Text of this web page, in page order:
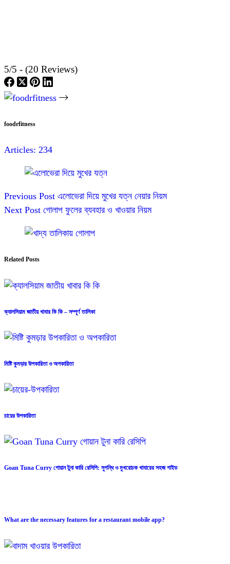
5/5 - (20 Reviews)
foodrfitness
Articles: 234
Previous Post এলোভেরা দিয়ে মুখের যত্ন নেয়ার নিয়ম
Next Post গোলাপ ফুলের ব্যবহার ও খাওয়ার নিয়ম
Related Posts
ক্যালসিয়াম জাতীয় খাবার কি কি – সম্পূর্ণ তালিকা
মিষ্টি কুমড়ার উপকারিতা ও অপকারিতা
চায়ের উপকারিতা
Goan Tuna Curry গোয়ান টুনা কারি রেসিপি: সুগন্ধি ও মুখরোচক খাবারের সহজ গাইড
What are the necessary features for a restaurant mobile app?